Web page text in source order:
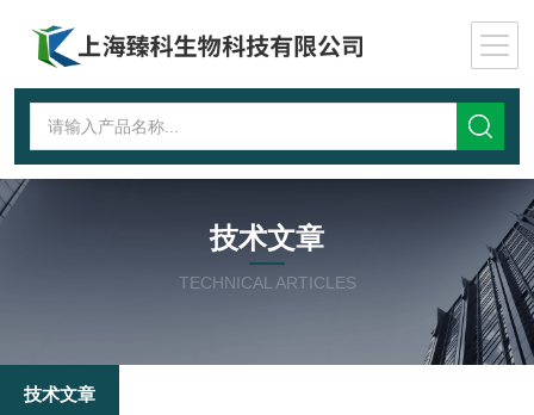
技术文章
TECHNICAL ARTICLES
技术文章